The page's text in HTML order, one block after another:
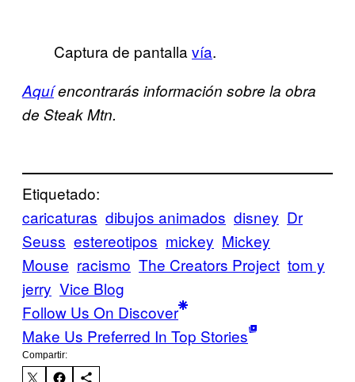
Captura de pantalla vía.
Aquíencontrarás información sobre la obra
de Steak Mtn.
Etiquetado:
caricaturas dibujos animados disney Dr
Seuss estereotipos mickey Mickey
Mouse racismo The Creators Project tom y
jerry Vice Blog
Follow Us On Discover
Make Us Preferred In Top Stories
Compartir: